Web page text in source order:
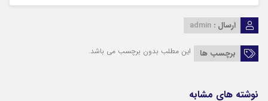
ارسال : admin
برچسب ها این مطلب بدون برچسب می باشد.
نوشته های مشابه